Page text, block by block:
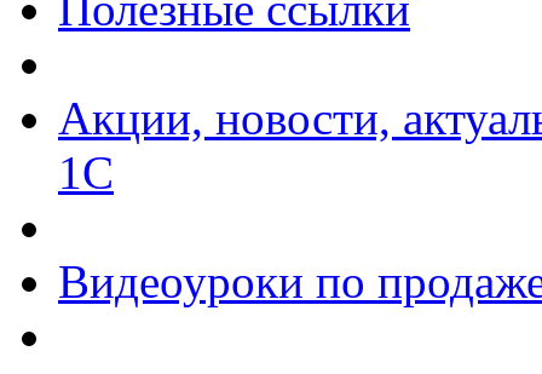
Акции, новости,
1С
Видеоуроки по